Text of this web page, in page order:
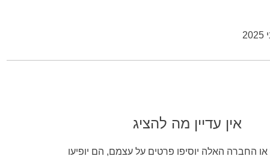
אין עדיין מה להציג
החברה האלה יוסיפו פרטים על עצמם, הם יופיעו